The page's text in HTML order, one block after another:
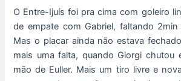
O Entre-Ijuís foi pra cima com goleiro
de empate com Gabriel, faltando
Mas o placar ainda não estava
mais uma falta, quando Giorgi chutou
mão de Euller. Mais um tiro livre e